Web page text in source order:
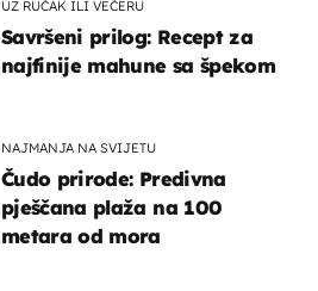
UZ RUČAK ILI VEČERU
Savršeni prilog: Recept za
najfinije mahune sa špekom
NAJMANJA NA SVIJETU
Čudo prirode: Predivna
pješčana plaža na 100
metara od mora